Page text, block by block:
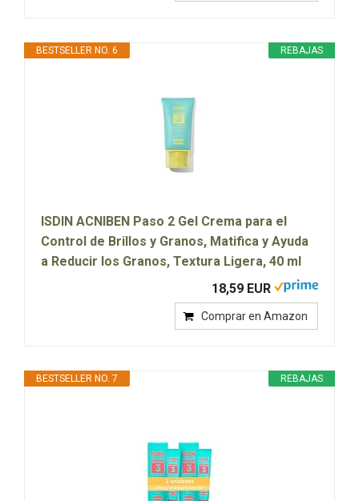
REBAJAS
BESTSELLER NO. 6
ISDIN ACNIBEN Paso 2 Gel Crema para el
Control de Brillos y Granos, Matifica y Ayuda
a Reducir los Granos, Textura Ligera, 40 ml
18,59 EUR
Comprar en Amazon
REBAJAS
BESTSELLER NO. 7